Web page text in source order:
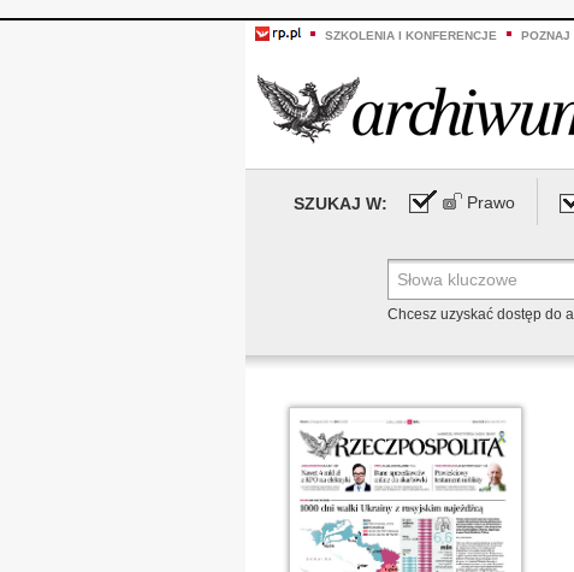
SZKOLENIA I KONFERENCJE POZNAJ
SZUKAJ W: Prawo
Chcesz uzyskać dostęp do